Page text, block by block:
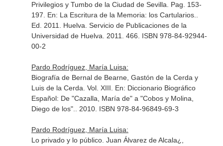
Privilegios y Tumbo de la Ciudad de Sevilla. Pag. 153-
197. En: La Escritura de la Memoria: los Cartularios.
Ed. 2011. Huelva. Servicio de Publicaciones de la
Universidad de Huelva. 2011. 466. ISBN 978-84-92944-
00-2
Pardo Rodríguez, María Luisa:
Biografía de Bernal de Bearne, Gastón de la Cerda y
Luis de la Cerda. Vol. XIII. En: Diccionario Biográfico
Español: De "Cazalla, María de" a "Cobos y Molina,
Diego de los".
. 2010. ISBN 978-84-96849-69-3
Pardo Rodríguez, María Luisa:
Lo privado y lo público. Juan Álvarez de Alcala¿,